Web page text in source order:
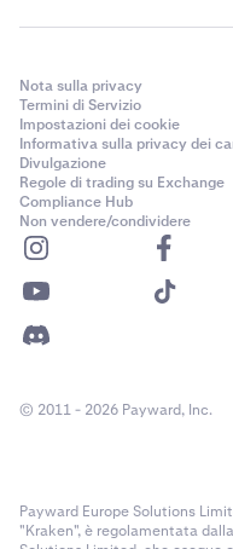
Nota sulla privacy
Termini di Servizio
Impostazioni dei cookie
Informativa sulla privacy dei
Divulgazione
Regole di trading su Exchange
Compliance Hub
Non vendere/condividere
© 2011 - 2026 Payward, Inc.
Payward Europe Solutions
"Kraken", è regolamentata